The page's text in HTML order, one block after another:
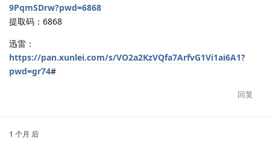
9PqmSDrw?pwd=6868
提取码：6868
迅雷：
https://pan.xunlei.com/s/VO2a2KzVQfa7ArfvG1Vi1ai6A1?
pwd=gr74#
回复
1 个月 后